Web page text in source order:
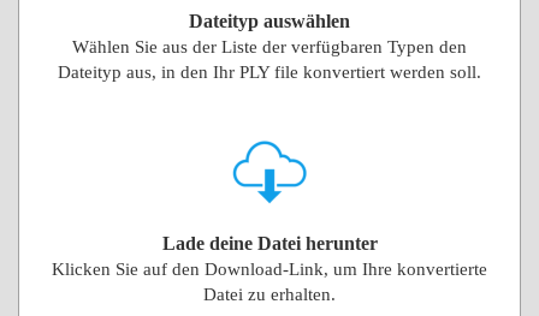
Dateityp auswählen
Wählen Sie aus der Liste der verfügbaren Typen den
Dateityp aus, in den Ihr PLY file konvertiert werden soll.
Lade deine Datei herunter
Klicken Sie auf den Download-Link, um Ihre konvertierte
Datei zu erhalten.